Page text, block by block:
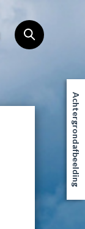
Achtergrondafbeelding